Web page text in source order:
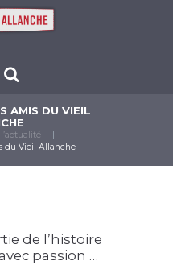
AMIS DU VIEIL
du Vieil Allanche
de l’histoire
passion …